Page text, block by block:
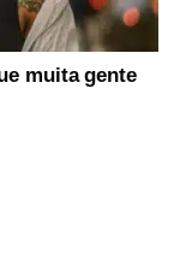
muita gente